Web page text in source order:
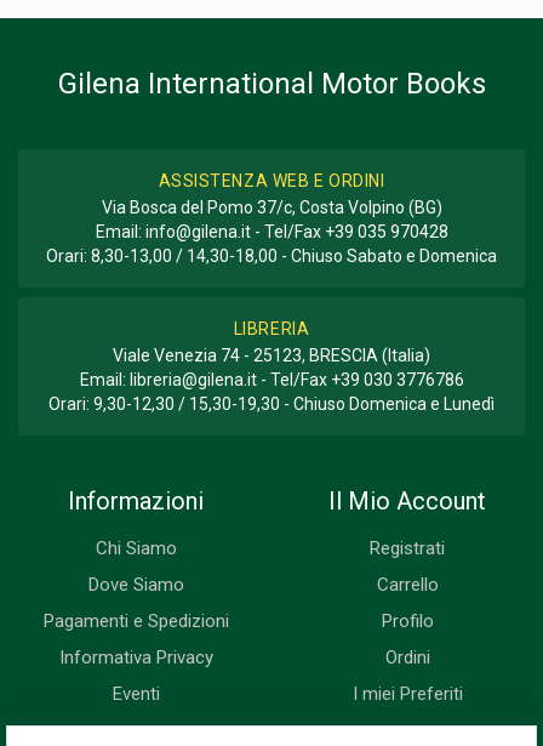
Gilena International Motor Books
ASSISTENZA WEB E ORDINI
Via Bosca del Pomo 37/c, Costa Volpino (BG)
Email: info@gilena.it- Tel/Fax +39 035 970428
Orari: 8,30-13,00 / 14,30-18,00 - Chiuso Sabato e Domenica
LIBRERIA
Viale Venezia 74 - 25123, BRESCIA (Italia)
Email: libreria@gilena.it- Tel/Fax +39 030 3776786
Orari: 9,30-12,30 / 15,30-19,30 - Chiuso Domenica e Lunedì
Informazioni
Chi Siamo
Dove Siamo
Pagamenti e Spedizioni
Informativa Privacy
Eventi
Il Mio Account
Registrati
Carrello
Profilo
Ordini
I miei Preferiti